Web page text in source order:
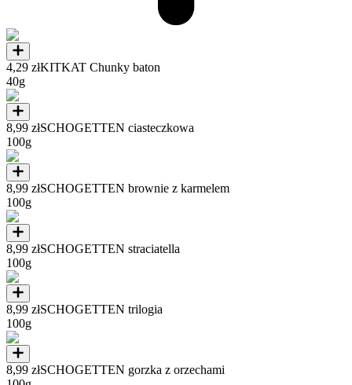
4,29 złKITKAT Chunky baton
40g
8,99 złSCHOGETTEN ciasteczkowa
100g
8,99 złSCHOGETTEN brownie z karmelem
100g
8,99 złSCHOGETTEN straciatella
100g
8,99 złSCHOGETTEN trilogia
100g
8,99 złSCHOGETTEN gorzka z orzechami